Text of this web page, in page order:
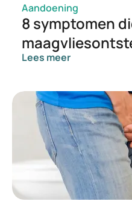
https://www.thuisarts.nl/
Aandoening
8 symptomen
Lees meer